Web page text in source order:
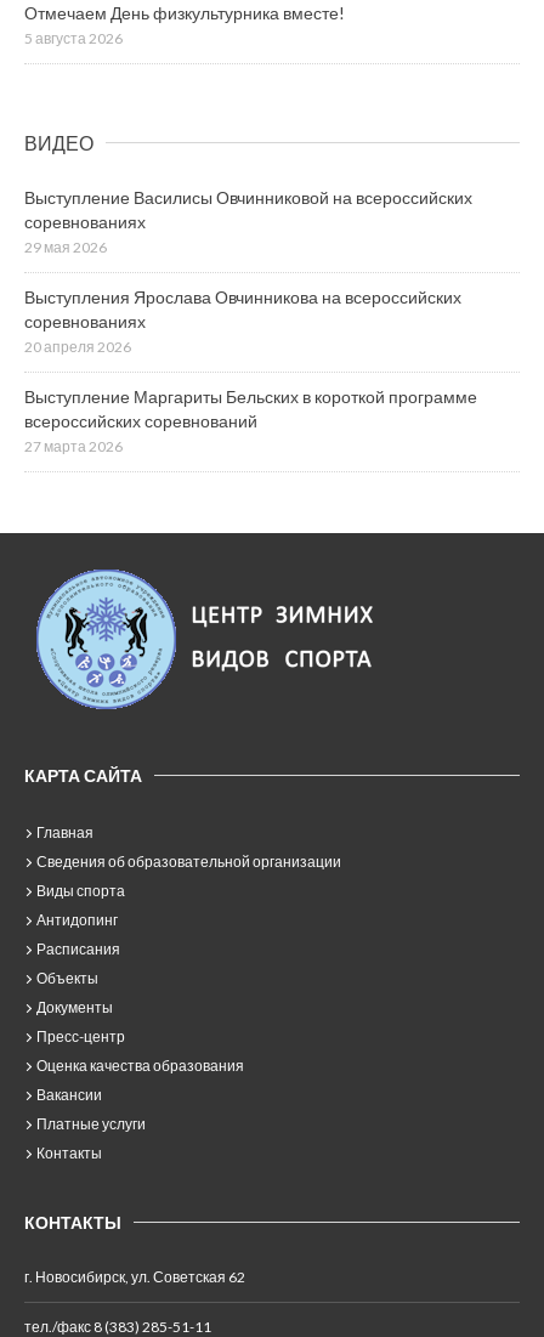
Отмечаем День физкультурника вместе!
5 августа 2026
ВИДЕО
Выступление Василисы Овчинниковой на всероссийских
соревнованиях
29 мая 2026
Выступления Ярослава Овчинникова на всероссийских
соревнованиях
20 апреля 2026
Выступление Маргариты Бельских в короткой программе
всероссийских соревнований
27 марта 2026
КАРТА САЙТА
Главная
Сведения об образовательной организации
Виды спорта
Антидопинг
Расписания
Объекты
Документы
Пресс-центр
Оценка качества образования
Вакансии
Платные услуги
Контакты
КОНТАКТЫ
г. Новосибирск, ул. Советская 62
тел./факс 8 (383) 285-51-11